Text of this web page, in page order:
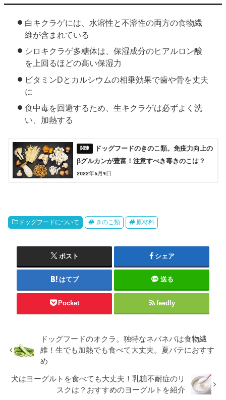
白キクラゲには、水溶性と不溶性の両方の食物繊
維が含まれている
シロキクラゲ多糖体は、保湿成分のヒアルロン酸
を上回るほどの高い保湿力
ビタミンDとカルシウムの相乗効果で歯や骨を丈夫
に
食中毒を回避するため、生キクラゲは必ずよく洗
い、加熱する
ドッグフードのきのこ類。免疫力向上の
βグルカンが豊富！注意すべき毒きのこは？
2022年5月9日
ドッグフードについて きのこ類 原材料
ポスト シェア
はてブ 送る
Pocket feedly
ドッグフードのオクラ。独特なネバネバは食物繊
維！生でも加熱でも食べて大丈夫。夏バテにおすす
め
犬はヨーグルトを食べても大丈夫！乳糖不耐症のリ
スクは？おすすめのヨーグルトを紹介